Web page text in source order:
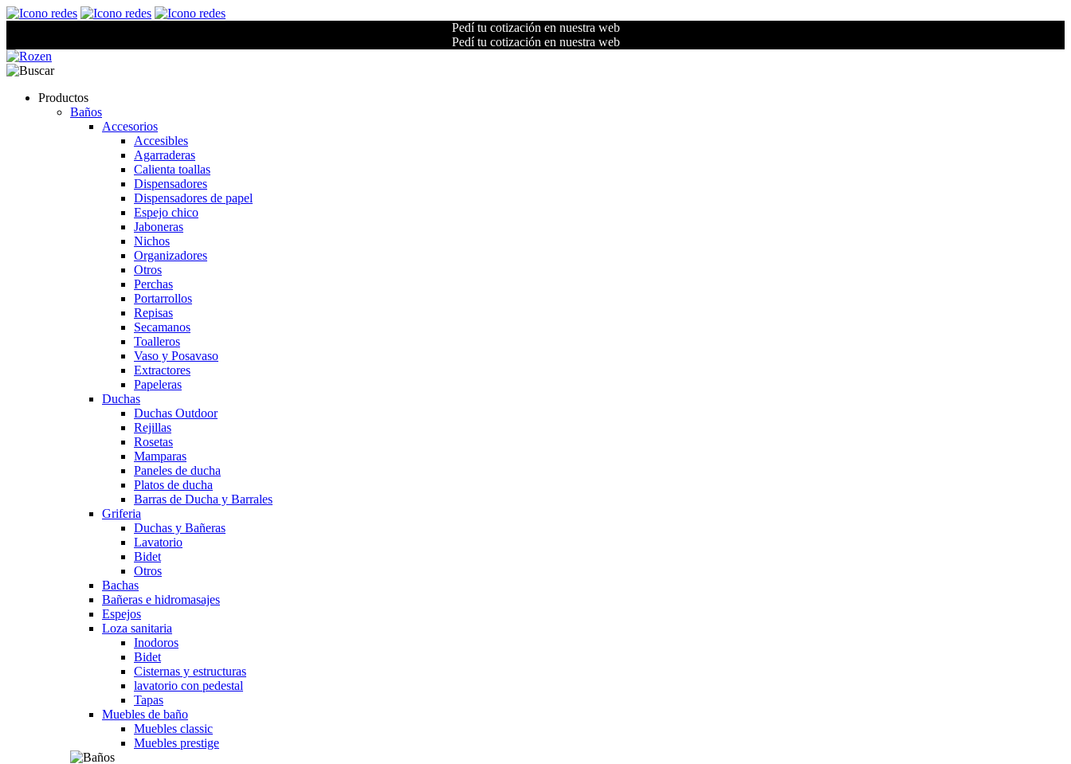
Pedí tu cotización en nuestra web
Pedí tu cotización en nuestra web
Productos
Baños
Accesorios
Accesibles
Agarraderas
Calienta toallas
Dispensadores
Dispensadores de papel
Espejo chico
Jaboneras
Nichos
Organizadores
Otros
Perchas
Portarrollos
Repisas
Secamanos
Toalleros
Vaso y Posavaso
Extractores
Papeleras
Duchas
Duchas Outdoor
Rejillas
Rosetas
Mamparas
Paneles de ducha
Platos de ducha
Barras de Ducha y Barrales
Griferia
Duchas y Bañeras
Lavatorio
Bidet
Otros
Bachas
Bañeras e hidromasajes
Espejos
Loza sanitaria
Inodoros
Bidet
Cisternas y estructuras
lavatorio con pedestal
Tapas
Muebles de baño
Muebles classic
Muebles prestige